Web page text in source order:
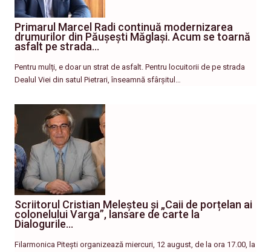
Primarul Marcel Radi continuă modernizarea
drumurilor din Păușești Măglași. Acum se toarnă
asfalt pe strada…
Pentru mulți, e doar un strat de asfalt. Pentru locuitorii de pe strada
Dealul Viei din satul Pietrari, înseamnă sfârșitul…
Scriitorul Cristian Meleșteu și „Caii de porțelan ai
colonelului Varga”, lansare de carte la
Dialogurile…
Filarmonica Pitești organizează miercuri, 12 august, de la ora 17.00, la